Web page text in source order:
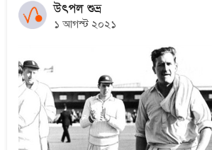
উৎপল শুভ্র
১ আগস্ট ২০২১